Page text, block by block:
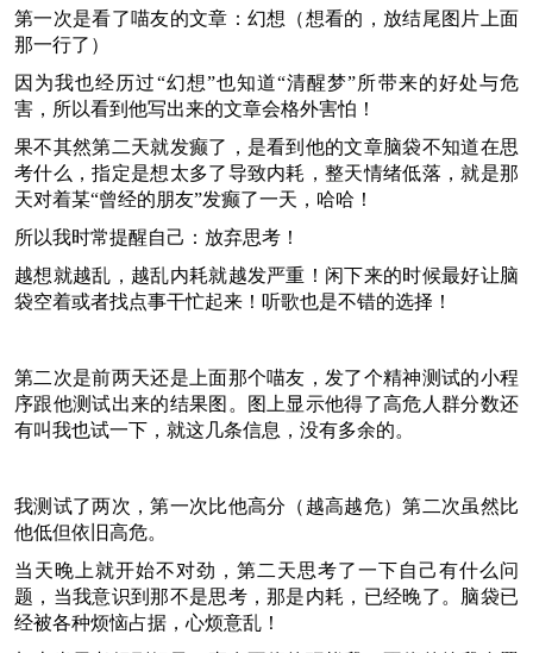
第一次是看了喵友的文章：幻想（想看的，放结尾图片上面
那一行了）
因为我也经历过“幻想”也知道“清醒梦”所带来的好处与危
害，所以看到他写出来的文章会格外害怕！
果不其然第二天就发癫了，是看到他的文章脑袋不知道在思
考什么，指定是想太多了导致内耗，整天情绪低落，就是那
天对着某“曾经的朋友”发癫了一天，哈哈！
所以我时常提醒自己：放弃思考！
越想就越乱，越乱内耗就越发严重！闲下来的时候最好让脑
袋空着或者找点事干忙起来！听歌也是不错的选择！
第二次是前两天还是上面那个喵友，发了个精神测试的小程
序跟他测试出来的结果图。图上显示他得了高危人群分数还
有叫我也试一下，就这几条信息，没有多余的。
我测试了两次，第一次比他高分（越高越危）第二次虽然比
他低但依旧高危。
当天晚上就开始不对劲，第二天思考了一下自己有什么问
题，当我意识到那不是思考，那是内耗，已经晚了。脑袋已
经被各种烦恼占据，心烦意乱！